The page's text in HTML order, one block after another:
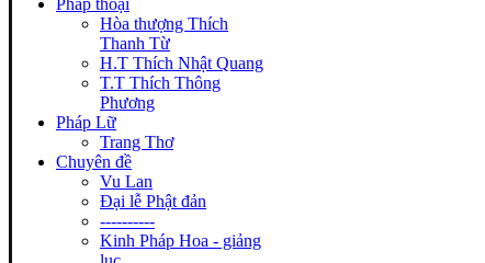
Pháp thoại
Hòa thượng Thích
Thanh Từ
H.T Thích Nhật Quang
T.T Thích Thông
Phương
Pháp Lữ
Trang Thơ
Chuyên đề
Vu Lan
Đại lễ Phật đản
----------
Kinh Pháp Hoa - giảng